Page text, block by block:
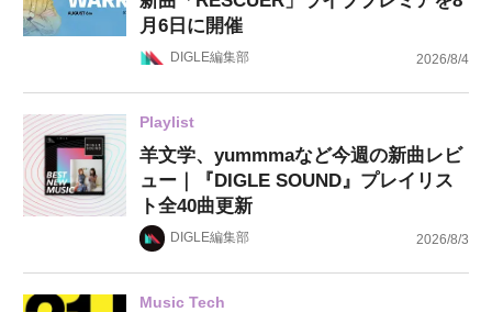
月6日に開催
DIGLE編集部 2026/8/4
Playlist
羊文学、yummmaなど今週の新曲レビ
ュー｜『DIGLE SOUND』プレイリス
ト全40曲更新
DIGLE編集部 2026/8/3
Music Tech